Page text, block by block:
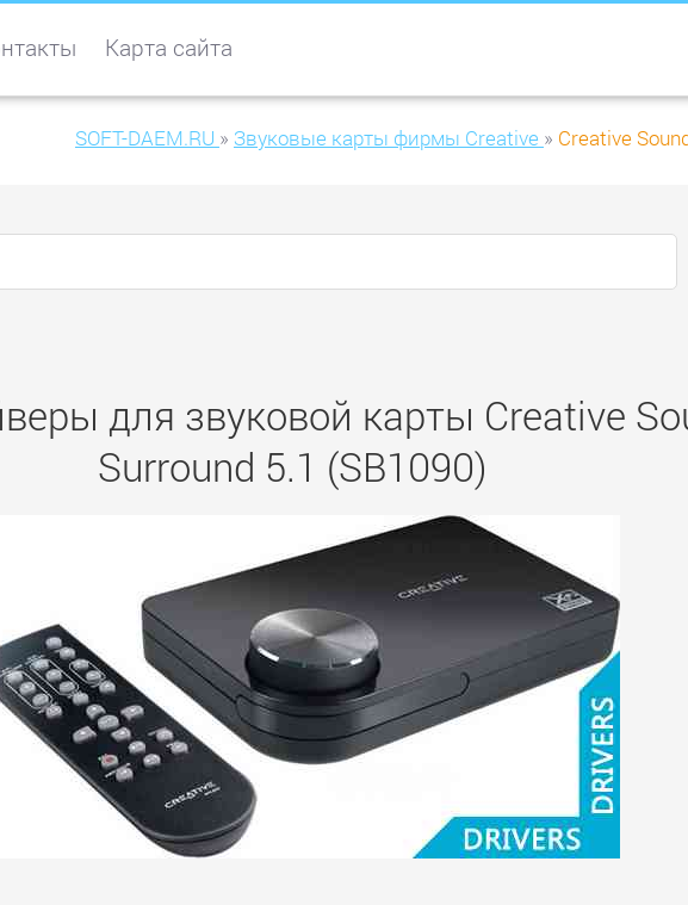
Карта сайта
SOFT-DAEM.RU » Звуковые карты фирмы Creative » Creative
для звуковой карты Creative
Surround 5.1 (SB1090)